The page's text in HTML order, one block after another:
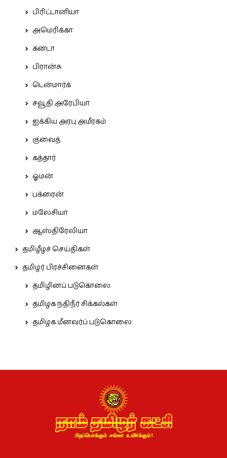
பிரிட்டானியா
அமெரிக்கா
கனடா
பிரான்சு
டென்மார்க்
சவூதி அரேபியா
ஐக்கிய அரபு அமீரகம்
குவைத்
கத்தார்
ஓமன்
பக்ரைன்
மலேசியா
ஆஸ்திரேலியா
தமிழீழச் செய்திகள்
தமிழர் பிரச்சினைகள்
தமிழினப் படுகொலை
தமிழக நதிநீர் சிக்கல்கள்
தமிழக மீனவர்ப் படுகொலை